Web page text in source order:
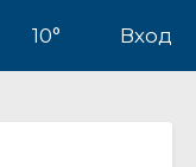
10° Вход